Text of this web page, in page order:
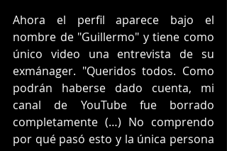
Ahora el perfil aparece bajo el
nombre de "Guillermo" y tiene como
único video una entrevista de su
exmánager. "Queridos todos. Como
podrán haberse dado cuenta, mi
canal de YouTube fue borrado
completamente (…) No comprendo
por qué pasó esto y la única persona